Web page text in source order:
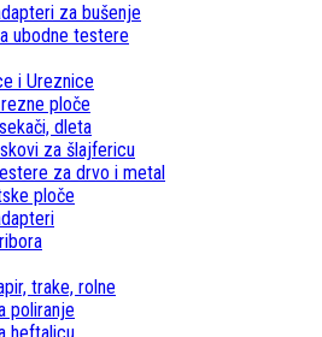
za bušenje
ubodne testere
i Ureznice
ploče
dleta
za šlajfericu
za drvo i metal
ploče
trake, rolne
poliranje